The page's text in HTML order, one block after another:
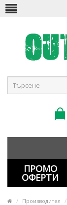
ПРОМО
ОФЕРТИ
Производител